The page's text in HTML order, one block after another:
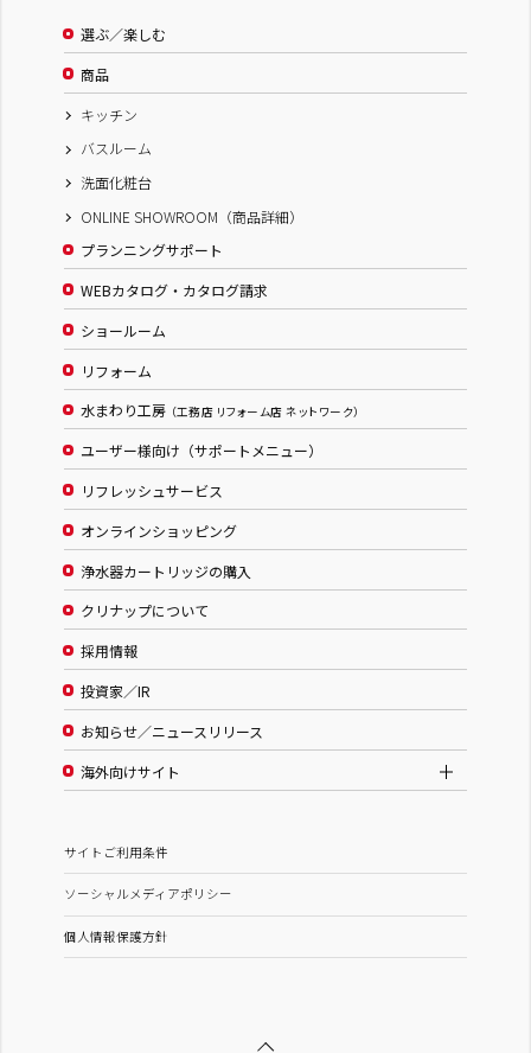
選ぶ／楽しむ
商品
キッチン
バスルーム
洗面化粧台
ONLINE SHOWROOM（商品詳細）
プランニングサポート
WEBカタログ・カタログ請求
ショールーム
リフォーム
水まわり工房 （工務店 リフォーム店 ネットワーク）
ユーザー様向け（サポートメニュー）
リフレッシュサービス
オンラインショッピング
浄水器カートリッジの購入
クリナップについて
採用情報
投資家／IR
お知らせ／ニュースリリース
海外向けサイト
サイトご利用条件
ソーシャルメディアポリシー
個人情報保護方針